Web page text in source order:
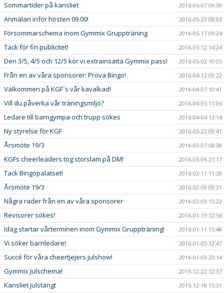
Sommartider på kansliet 2016-06-07 09:30
Anmälan inför hösten 09.00! 2016-05-23 08:03
Försommarschema inom Gymmix Gruppträning 2016-05-17 09:24
Tack för fin publicitet! 2016-05-12 14:24
Den 3/5, 4/5 och 12/5 kör vi extrainsatta Gymmix pass! 2016-05-02 10:05
Från en av våra sponsorer: Prova Bingo! 2016-04-12 09:22
Välkommen på KGF`s vår kavalkad! 2016-04-07 10:41
Vill du påverka vår träningsmiljö? 2016-04-05 11:06
Ledare till barngympa och trupp sökes 2016-04-04 13:14
Ny styrelse för KGF 2016-03-22 09:41
Årsmöte 19/3 2016-03-07 08:38
KGFs cheerleaders tog storslam på DM! 2016-03-06 21:17
Tack Bingopalatset! 2016-02-11 11:28
Årsmöte 19/3 2016-02-09 09:31
Några rader från en av våra sponsorer 2016-02-03 15:22
Revisorer sökes! 2016-01-13 12:56
Idag startar vårterminen inom Gymmix Gruppträning! 2016-01-11 15:48
Vi söker barnledare! 2016-01-05 12:47
Succé för våra cheertjejers julshow! 2016-01-03 23:14
Gymmix Julschema! 2015-12-22 12:37
Kansliet julstängt 2015-12-18 15:31